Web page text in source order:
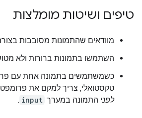
טיפים ושיטות מומלצות
מוודאים שהתמונות מסובבות
השתמשו בתמונות ברורות ולא
כשמשתמשים בתמונה אחת עם
טקסטואלי, צריך למקם את
לפני התמונה במערך input
.